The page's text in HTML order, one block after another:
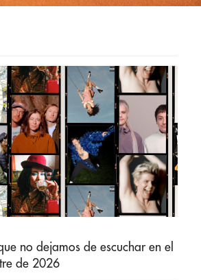
no dejamos de escuchar en el
de 2026